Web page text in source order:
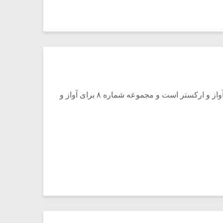
مجموعه ۱ تا ۴ برای آواز است و پیانو. مجموعه شماره ۵ برای کر خانم‌ها و آنسامبل و سولو است. مجموعه شماره ۷ برای آواز و ارکستر است و مجموعه شماره ۸ برای آواز و